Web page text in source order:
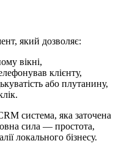
який дозволяє:
вікні,
клієнту,
або плутанину,
система, яка заточена
сила — простота,
локального бізнесу.